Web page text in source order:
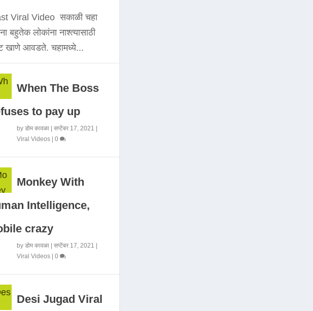
Viral Video सकाळी चहा
बहुतेक लोकांना नाश्त्यासाठी
खाणे आवडते. चहामध्ये...
When The Boss
to pay up
by डोम कावळा| सप्टेंबर 17, 2021
Viral Videos| 0
Monkey With
Intelligence,
crazy
by डोम कावळा| सप्टेंबर 17, 2021
Viral Videos| 0
Desi Jugad Viral